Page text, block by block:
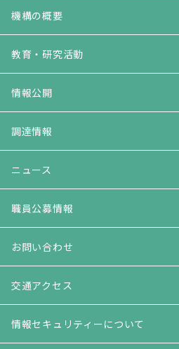
機構の概要
教育・研究活動
情報公開
調達情報
ニュース
職員公募情報
お問い合わせ
交通アクセス
情報セキュリティーについて